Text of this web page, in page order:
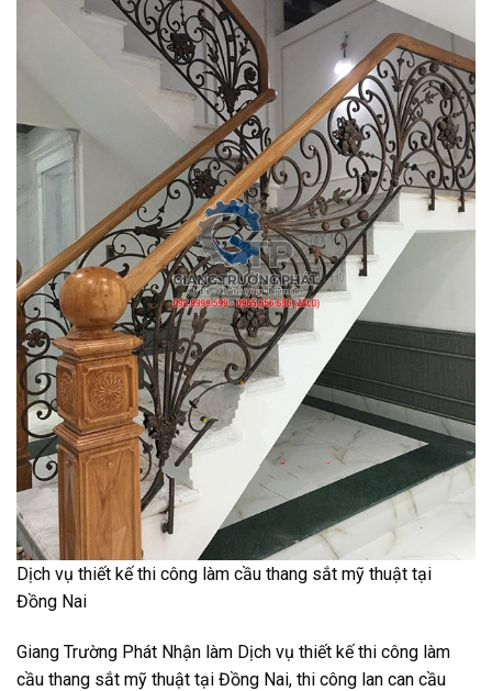
Dịch vụ thiết kế thi công làm cầu thang sắt mỹ thuật tại
Đồng Nai
Giang Trường Phát Nhận làm Dịch vụ thiết kế thi công làm
cầu thang sắt mỹ thuật tại Đồng Nai, thi công lan can cầu